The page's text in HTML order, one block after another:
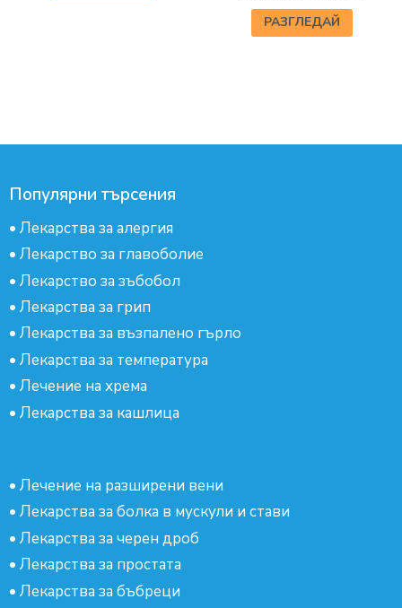
РАЗГЛЕДАЙ
Популярни търсения
• Лекарства за алергия
• Лекарство за главоболие
• Лекарство за зъбобол
• Лекарства за грип
• Лекарства за възпалено гърло
• Лекарства за температура
• Лечение на хрема
• Лекарства за кашлица
• Лечение на разширени вени
• Лекарства за болка в мускули и стави
• Лекарства за черен дроб
• Лекарства за простата
• Лекарства за бъбреци